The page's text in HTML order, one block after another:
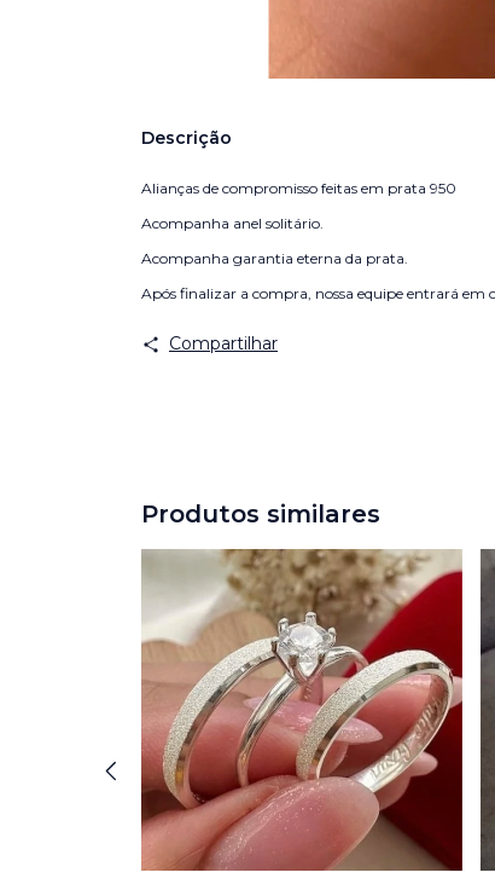
Descrição
Alianças de compromisso feitas em prata 950
Acompanha anel solitário.
Acompanha garantia eterna da prata.
Após finalizar a compra, nossa equipe entrará em
Compartilhar
Produtos similares